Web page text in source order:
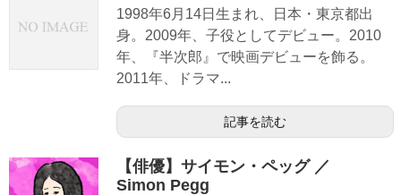
1998年6月14日生まれ、日本・東京都出
身。2009年、子役としてデビュー。2010
年、『半次郎』で映画デビューを飾る。
2011年、ドラマ...
記事を読む
【俳優】サイモン・ペッグ ／
Simon Pegg